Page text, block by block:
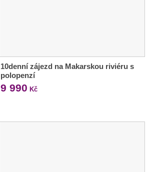
10denní zájezd na Makarskou riviéru s
polopenzí
9 990 Kč